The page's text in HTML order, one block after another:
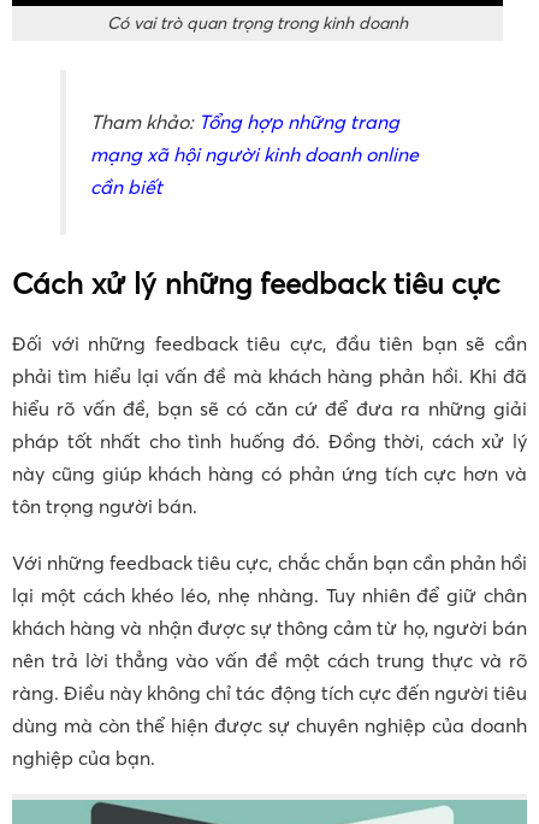
Có vai trò quan trọng trong kinh doanh
Tham khảo: Tổng hợp những trang
mạng xã hội người kinh doanh online
cần biết
Cách xử lý những feedback tiêu cực
Đối với những feedback tiêu cực, đầu tiên bạn sẽ cần
phải tìm hiểu lại vấn đề mà khách hàng phản hồi. Khi đã
hiểu rõ vấn đề, bạn sẽ có căn cứ để đưa ra những giải
pháp tốt nhất cho tình huống đó. Đồng thời, cách xử lý
này cũng giúp khách hàng có phản ứng tích cực hơn và
tôn trọng người bán.
Với những feedback tiêu cực, chắc chắn bạn cần phản hồi
lại một cách khéo léo, nhẹ nhàng. Tuy nhiên để giữ chân
khách hàng và nhận được sự thông cảm từ họ, người bán
nên trả lời thẳng vào vấn đề một cách trung thực và rõ
ràng. Điều này không chỉ tác động tích cực đến người tiêu
dùng mà còn thể hiện được sự chuyên nghiệp của doanh
nghiệp của bạn.